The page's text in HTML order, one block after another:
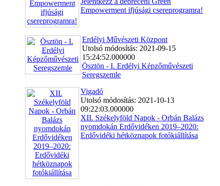
Empowerment ifjúsági csereprogramra!
Erdélyi Művészeti Központ
Utolsó módosítás: 2021-09-15
15:24:52.000000
Ösztön - I. Erdélyi Képzőművészeti
Seregszemle
Vigadó
Utolsó módosítás: 2021-10-13
09:22:03.000000
XII. Székelyföld Napok - Orbán Balázs
nyomdokán Erdővidéken 2019–2020:
Erdővidéki hétköznapok fotókiállítása